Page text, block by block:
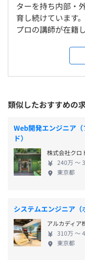
◎研修センター完備
実現
入社後の新人研修が
外部研修への参加、
プロジェクトごとに
フォール、アジャイル
※研修期間中は、リ
ください。
東京本社、および自
＜変更範囲＞
屋内原則禁煙（喫煙
※プロジェクト先に
■千代田線「湯島駅
■大江戸線「上野御
■日比谷線「仲御徒
9：00～17：30（実
休憩時間：12:00〜
【年間休日126日以上】
■完全週休2日制（土
■祝日休み
■年末年始休暇
■有給休暇
■産前・産後休暇
■育児休暇
■出産休暇
ターを持ち内部・
育し続けています。 未経験からエンジニアを育てる
プロの講師が在籍
「理系じゃないけ
「興味をもって調
夫？」 問題ありま
カ月間です。しっ
いきます。 そのた
ていただきます。
「研修3カ月間で
ももちろんいらっ
完了後プロジェク
所属するアンサー
た形で最初の業務を
いところ、詰まっ
います！ ぜひ、一
類似したおすすめの
Web開発エンジニア
ド）
株式会社クロ
240万 〜
東京都
システムエンジニア（
アルカディア
310万 〜
東京都